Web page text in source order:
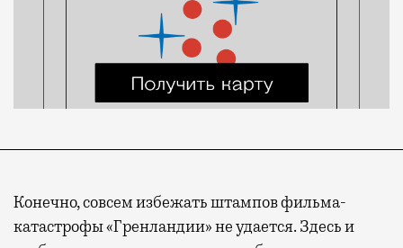
Конечно, совсем избежать штампов фильма-
катастрофы «Гренландии» не удается. Здесь и